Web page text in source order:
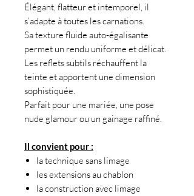
Élégant, flatteur et intemporel, il
s’adapte à toutes les carnations.
Sa texture fluide auto-égalisante
permet un rendu uniforme et délicat.
Les reflets subtils réchauffent la
teinte et apportent une dimension
sophistiquée.
Parfait pour une mariée, une pose
nude glamour ou un gainage raffiné.
Il convient pour :
la technique sans limage
les extensions au chablon
la construction avec limage